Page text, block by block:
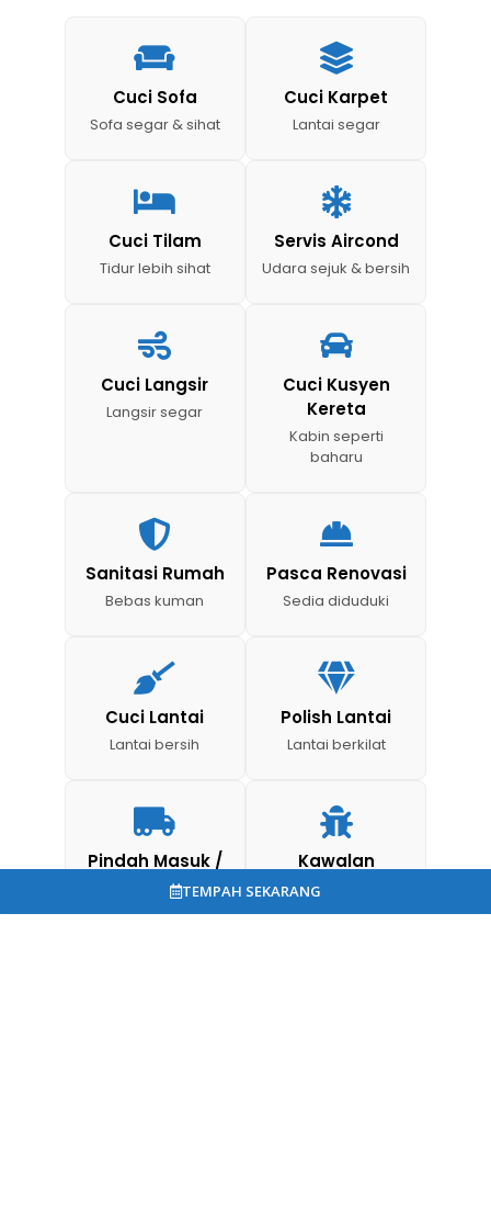
TEMPAH SEKARANG
Cuci Sofa
Sofa segar & sihat
Cuci Karpet
Lantai segar
Cuci Tilam
Tidur lebih sihat
Servis Aircond
Udara sejuk & bersih
Cuci Langsir
Langsir segar
Cuci Kusyen
Kereta
Kabin seperti
baharu
Sanitasi Rumah
Bebas kuman
Pasca Renovasi
Sedia diduduki
Cuci Lantai
Lantai bersih
Polish Lantai
Lantai berkilat
Pindah Masuk /
Keluar
Rumah sedia pindah
Kawalan
Serangga
Bebas serangga